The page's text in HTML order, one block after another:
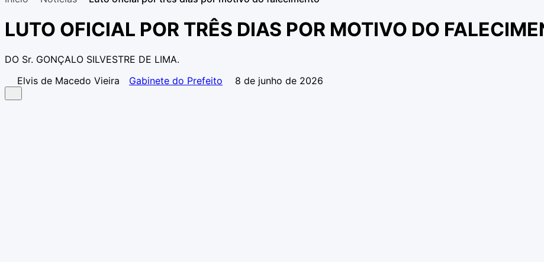
LUTO OFICIAL POR TRÊS DIAS POR MOTIVO DO
DO Sr. GONÇALO SILVESTRE DE LIMA.
Elvis de Macedo Vieira
Gabinete do Prefeito 8 de junho de 2026